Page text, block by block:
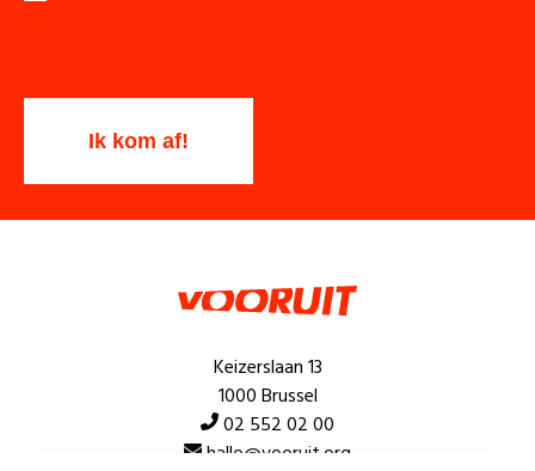
Keizerslaan 13
1000 Brussel
02 552 02 00
hallo@vooruit.org